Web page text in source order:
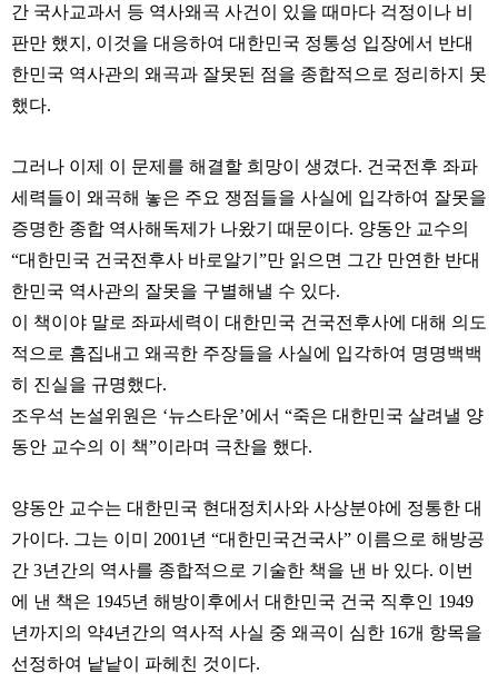
간 국사교과서 등 역사왜곡 사건이 있을 때마다 걱정이나 비
판만 했지, 이것을 대응하여 대한민국 정통성 입장에서 반대
한민국 역사관의 왜곡과 잘못된 점을 종합적으로 정리하지 못
했다.
그러나 이제 이 문제를 해결할 희망이 생겼다. 건국전후 좌파
세력들이 왜곡해 놓은 주요 쟁점들을 사실에 입각하여 잘못을
증명한 종합 역사해독제가 나왔기 때문이다. 양동안 교수의
“대한민국 건국전후사 바로알기”만 읽으면 그간 만연한 반대
한민국 역사관의 잘못을 구별해낼 수 있다.
이 책이야 말로 좌파세력이 대한민국 건국전후사에 대해 의도
적으로 흠집내고 왜곡한 주장들을 사실에 입각하여 명명백백
히 진실을 규명했다.
조우석 논설위원은 ‘뉴스타운’에서 “죽은 대한민국 살려낼 양
동안 교수의 이 책”이라며 극찬을 했다.
양동안 교수는 대한민국 현대정치사와 사상분야에 정통한 대
가이다. 그는 이미 2001년 “대한민국건국사” 이름으로 해방공
간 3년간의 역사를 종합적으로 기술한 책을 낸 바 있다. 이번
에 낸 책은 1945년 해방이후에서 대한민국 건국 직후인 1949
년까지의 약4년간의 역사적 사실 중 왜곡이 심한 16개 항목을
선정하여 낱낱이 파헤친 것이다.